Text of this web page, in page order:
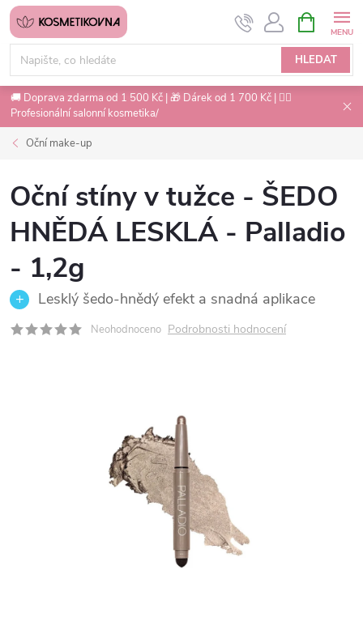
Přejít
obsah
HLEDAT
NÁKUPNÍ
KOŠÍK
🚚 Doprava zdarma od 1 500 Kč | 🎁 Dárek od 1 700 Kč | 💇‍♀️
Profesionální salonní kosmetika/
Oční make-up
Oční stíny v tužce - ŠEDO
HNĚDÁ LESKLÁ - Palladio
- 1,2g
Lesklý šedo-hnědý efekt a snadná aplikace
Neohodnoceno Podrobnosti hodnocení